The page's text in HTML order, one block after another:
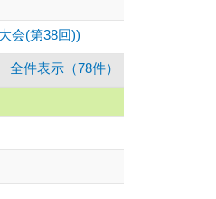
会(第38回))
全件表示（78件）